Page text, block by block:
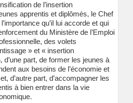
de l’insertion
apprentis et diplômés, le Chef
qu’il lui accorde et qui
du Ministère de l’Emploi
des volets
» et « insertion
d’une part, de former les jeunes à
aux besoins de l’économie et
d’autre part, d’accompagner les
à bien entrer dans la vie